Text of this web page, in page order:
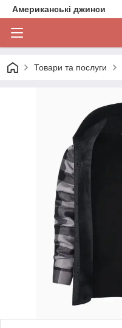
Американські джинси
Товари та послуги